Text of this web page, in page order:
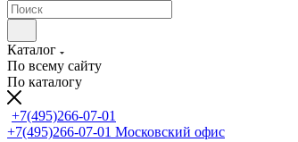
Каталог
По всему сайту
По каталогу
+7(495)266-07-01
+7(495)266-07-01 Московский офис